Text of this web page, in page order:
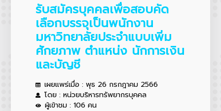
รับสมัครบุคคลเพื่อสอบคัด
เลือกบรรจุเป็นพนักงาน
มหาวิทยาลัยประจำแบบเพิ่ม
ศักยภาพ ตำแหน่ง นักการเงิน
และบัญชี
เผยแพร่เมื่อ : พุธ 26 กรกฎาคม 2566
โดย : หน่วยบริหารทรัพยากรบุคคล
ผู้เข้าชม : 106 คน